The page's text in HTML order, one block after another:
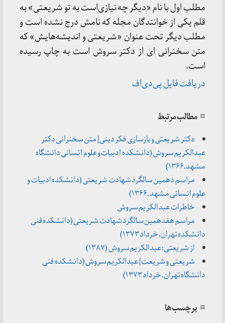
مطلب اول با نام «دیگر چه نیازی‌است به تو شریعتی» به
قلم یکی از خوانندگان مجله که نامش درج نشده است و
مطلب دیگر تحت عنوان «شریعتی و اندیشه‌هایش» که
متن سخنرانی ای از دکتر سروش است به چاپ رسیده
است.
دریافت فایل پی‌دی‌اف
≡ مطالب مرتبط
دکتر شریعتی و بازسازی فکر دینی | متن سخنرانی دکتر
عبدالکریم سروش (دانشکده ادبیات و علوم انسانی دانشگاه
مشهد ـ ۱۳۶۶)
مراسم دهمین سالگرد شهادت شریعتی (دانشکده ادبیات و
علوم انسانی مشهد ـ ۱۳۶۶)
خاطرات عبدالکریم سروش
مراسم هفدهمین سالگرد شهادت شریعتی (دانشکده فنی
دانشکده تهران ـ خرداد ۱۳۷۳)
از شریعتی؛ عبدالکریم سروش (۱۳۸۷)
شریعتی و شریعت | عبدالکریم سروش (دانشکده فنی
دانشگاه تهران ـ خرداد ۱۳۷۳)
≡ برچسب‌ها